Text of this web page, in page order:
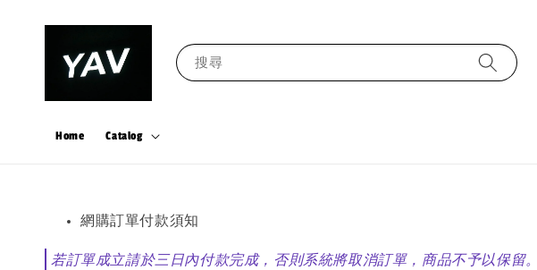
搜尋
Home Catalog
網購訂單付款須知
若訂單成立請於三日內付款完成，否則系統將取消訂單，商品不予以保留。